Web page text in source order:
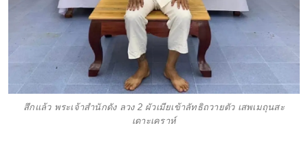
สึกแล้ว พระเจ้าสำนักดัง ลวง 2 ผัวเมียเข้าลัทธิถวายตัว เสพเมถุนสะ
เดาะเคราห์